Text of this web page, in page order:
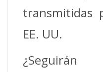
transmitidas
EE. UU.